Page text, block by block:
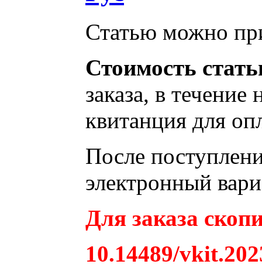
Статью можно
Стоимость
заказа, в
квитанция для
После
электронный
Для заказа
10.14489/